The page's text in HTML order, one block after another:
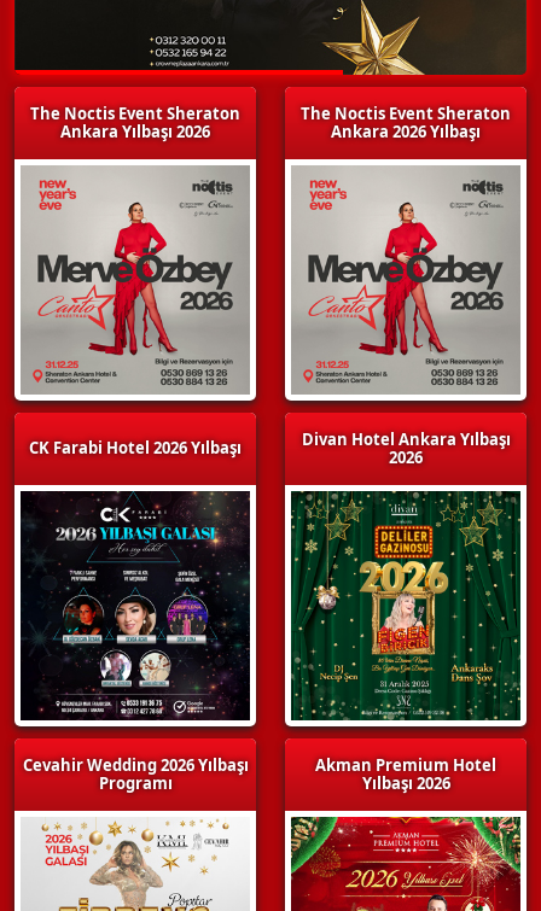
The Noctis Event Sheraton
Ankara Yılbaşı 2026
CK Farabi Hotel 2026 Yılbaşı
Cevahir Wedding 2026 Yılbaşı
Programı
The Noctis Event Sheraton
Ankara 2026 Yılbaşı
Divan Hotel Ankara Yılbaşı
2026
Akman Premium Hotel
Yılbaşı 2026